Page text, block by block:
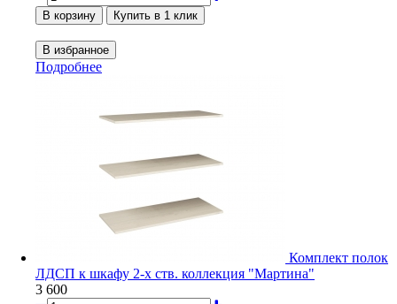
Подробнее
Комплект полок
ЛДСП к шкафу 2-х ств. коллекция "Мартина"
3 600